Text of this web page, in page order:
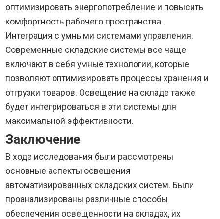
оптимизировать энергопотребление и повысить
комфортность рабочего пространства.
Интеграция с умными системами управления.
Современные складские системы все чаще
включают в себя умные технологии, которые
позволяют оптимизировать процессы хранения и
отгрузки товаров. Освещение на складе также
будет интегрироваться в эти системы для
максимальной эффективности.
Заключение
В ходе исследования были рассмотрены
основные аспекты освещения
автоматизированных складских систем. Были
проанализированы различные способы
обеспечения освещенности на складах, их